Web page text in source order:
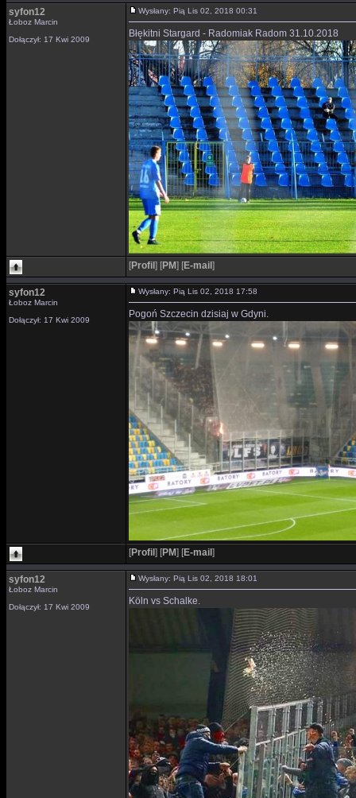
syfon12
Łoboz Marcin
Dołączył: 17 Kwi 2009
Wysłany: Pią Lis 02, 2018 00:31
Błękitni Stargard - Radomiak Radom 31.10.2018
[Profil ] [PM] [E-mail ]
syfon12
Łoboz Marcin
Dołączył: 17 Kwi 2009
Wysłany: Pią Lis 02, 2018 17:58
Pogoń Szczecin dzisiaj w Gdyni.
[Profil ] [PM] [E-mail ]
syfon12
Łoboz Marcin
Dołączył: 17 Kwi 2009
Wysłany: Pią Lis 02, 2018 18:01
Köln vs Schalke.